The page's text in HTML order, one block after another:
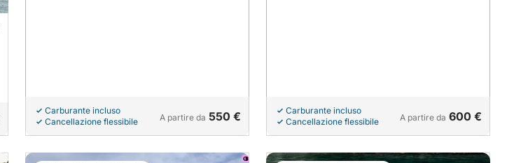
Carburante incluso
Cancellazione flessibile
A partire da 550 €
Carburante incluso
Cancellazione flessibile
A partire da 600 €